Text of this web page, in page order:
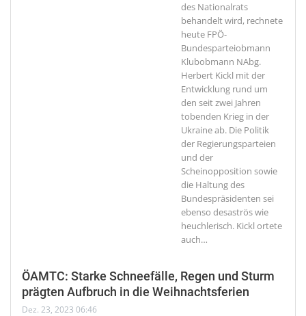
des Nationalrats
behandelt wird, rechnete
heute FPÖ-
Bundesparteiobmann
Klubobmann NAbg.
Herbert Kickl mit der
Entwicklung rund um
den seit zwei Jahren
tobenden Krieg in der
Ukraine ab. Die Politik
der Regierungsparteien
und der
Scheinopposition sowie
die Haltung des
Bundespräsidenten sei
ebenso desaströs wie
heuchlerisch. Kickl ortete
auch…
ÖAMTC: Starke Schneefälle, Regen und Sturm
prägten Aufbruch in die Weihnachtsferien
Dez. 23, 2023 06:46